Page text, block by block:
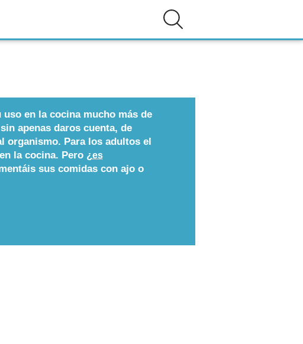
en la cocina mucho más de
apenas daros cuenta, de
organismo. Para los adultos el
la cocina. Pero ¿es
sus comidas con ajo o